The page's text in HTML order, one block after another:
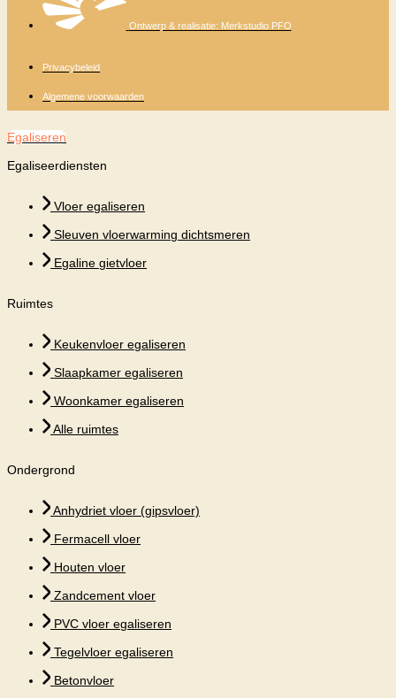
Ontwerp & realisatie: Merkstudio PFO
Privacybeleid
Algemene voorwaarden
Egaliseren
Egaliseerdiensten
Vloer egaliseren
Sleuven vloerwarming dichtsmeren
Egaline gietvloer
Ruimtes
Keukenvloer egaliseren
Slaapkamer egaliseren
Woonkamer egaliseren
Alle ruimtes
Ondergrond
Anhydriet vloer (gipsvloer)
Fermacell vloer
Houten vloer
Zandcement vloer
PVC vloer egaliseren
Tegelvloer egaliseren
Betonvloer